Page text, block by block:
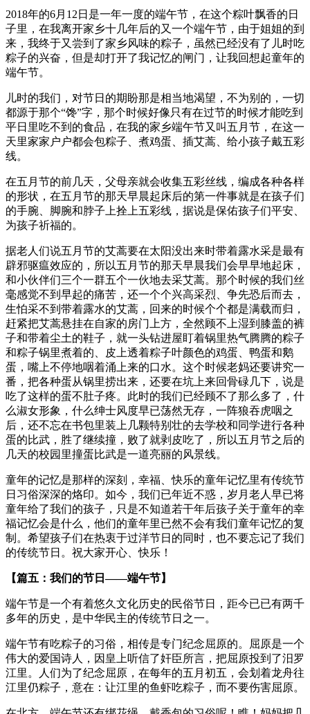
2018年的6月12日是一年一度的端午节，在这个粽叶飘香的日
子里，在我离开家乡十几年后的又一个端午节，由于姐姐的到
来，我终于又尝到了家乡风味的粽子，虽然已经没有了儿时吃
粽子的兴奋，但是却打开了我记忆的闸门，让我回想起童年的
端午节。
儿时的我们，对节日的期盼那是相当地渴望，不为别的，一切
都源于那个“馋”字，那个时候好像只有在过节的时候才能吃到
平日里吃不到的食品，在我的家乡端午节又叫五月节，在这一
天里家家户户都会包粽子、煮鸡蛋、插艾蒿、给小孩子戴五彩
线。
在五月节的前几天，父母亲就会收集五彩丝线，编成各种各样
的形状，在五月节的那天早晨起床后的第一件事就是在孩子们
的手腕、脚腕和脖子上拴上五彩线，据说是保佑孩子们平安、
为孩子祈福的。
据老人们说五月节的艾蒿要在太阳没出来时带着露水采是最有
辟邪驱瘟效应的，所以五月节的那天早晨我们会早早地起床，
和小伙伴们三个一群五个一伙地去采艾蒿。那个时候的我们丝
毫感觉不到早起的痛苦，还一个个兴高采烈、争先恐后而去，
生怕采不到带着露水的艾蒿，回来的时候个个都是满载而归，
赶紧把艾蒿悬挂在自家的房门上方，全然顾不上湿到膝盖的裤
子和带着尘土的鞋子，就一头钻进屋盯着锅里热气腾腾的粽子
和粽子锅里煮着的、皮上透着粽子叶颜色的鸡蛋、鸭蛋和鹅
蛋，嘴上不停地咽着涌上来的口水。这个时候老妈还要讲究一
番，把各种蛋从锅里捞出来，还要在坑上来回骨碌几下，说是
吃了这样的蛋不肚子疼。此时的我们已经顾不了那么多了，什
么淑女形象，什么绅士风度早已荡然无存，一阵狼吞虎咽之
后，还不忘在书包里装上几颗特别壮的去学校和同学进行各种
蛋的比武，胜了继续撞，败了就剥皮吃了，所以五月节之后的
几天的校园里撞蛋比武是一道亮丽的风景线。
童年的记忆是那样的深刻，幸福、快乐的童年记忆里有传统节
日习俗深深的烙印。如今，我们已年近不惑，岁月老人早已将
童年给了我们的孩子，只是不知道若干年后孩子关于童年的幸
福记忆会是什么，他们的童年里已然不会有我们童年记忆的复
制。希望孩子们在热衷于过洋节日的同时，也不要忘记了我们
的传统节日。祝大家开心、快乐！
【篇五：我们的节日——端午节】
端午节是一个有着悠久文化历史的民俗节日，距今已已有两千
多年的历史，是中华民主的传统节日之一。
端午节有吃粽子的习俗，相传是专门纪念屈原的。屈原是一个
伟大的爱国诗人，因皇上听信了奸臣所言，把屈原投到了汨罗
江里。人们为了纪念屈原，在每年的五月初五，会划着龙舟往
江里仍粽子，意在：让江里的鱼虾吃粽子，而不要伤害屈原。